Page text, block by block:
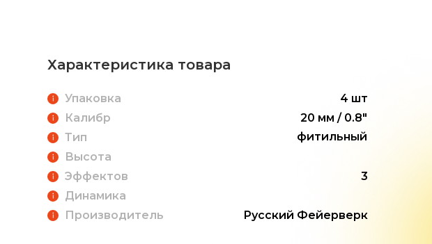
Характеристика товара
Тип
Упаковка
4 шт
Калибр
Высота
Эффектов
Динамика
Производитель Русский Фейерверк
3
20 мм / 0.8"
фитильный